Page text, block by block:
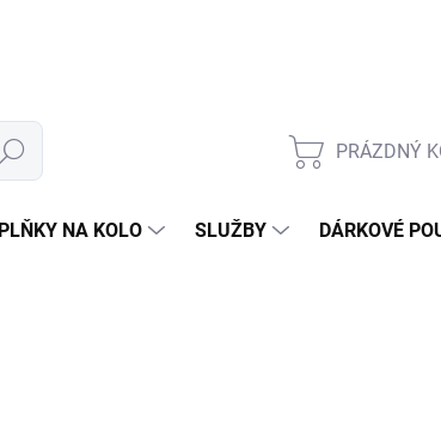
PRÁZDNÝ
NA KOLO SLUŽBY DÁRKOVÉ